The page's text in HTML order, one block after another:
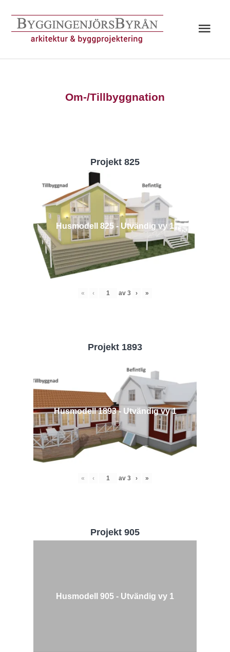
innehåll
Om-/Tillbyggnation
Projekt 825
Husmodell 825 - Utvändig vy 1
« ‹ av 3 › »
Projekt 1893
Husmodell 1893 - Utvändig vy 1
« ‹ av 3 › »
Projekt 905
Husmodell 905 - Utvändig vy 1